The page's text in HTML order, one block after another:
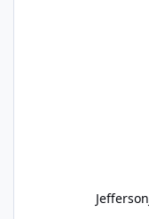
Jefferson